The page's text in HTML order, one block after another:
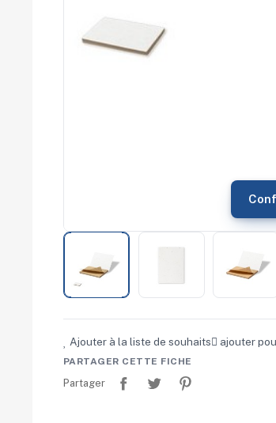
Cadeaux d'entreprise
Ajouter à la liste de souhaits ajouter
PARTAGER CETTE FICHE
Partager